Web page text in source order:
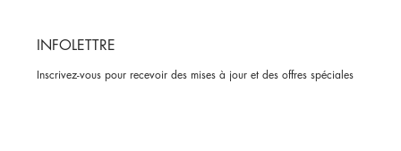
INFOLETTRE
Inscrivez-vous pour recevoir des mises à jour et des offres spéciales